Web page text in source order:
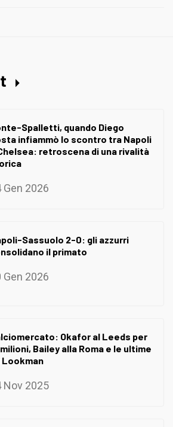
Spalletti, quando Diego
infiammò lo scontro tra Napoli
retroscena di una rivalità
Gen 2026
Sassuolo 2-0: gli azzurri
il primato
Gen 2026
Okafor al Leeds per
milioni, Bailey alla Roma e le ultime
Lookman
Nov 2025